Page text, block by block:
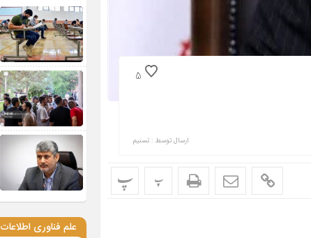
5
ارسال توسط : تسنیم
پ پ
علم فناوری اطلاعات